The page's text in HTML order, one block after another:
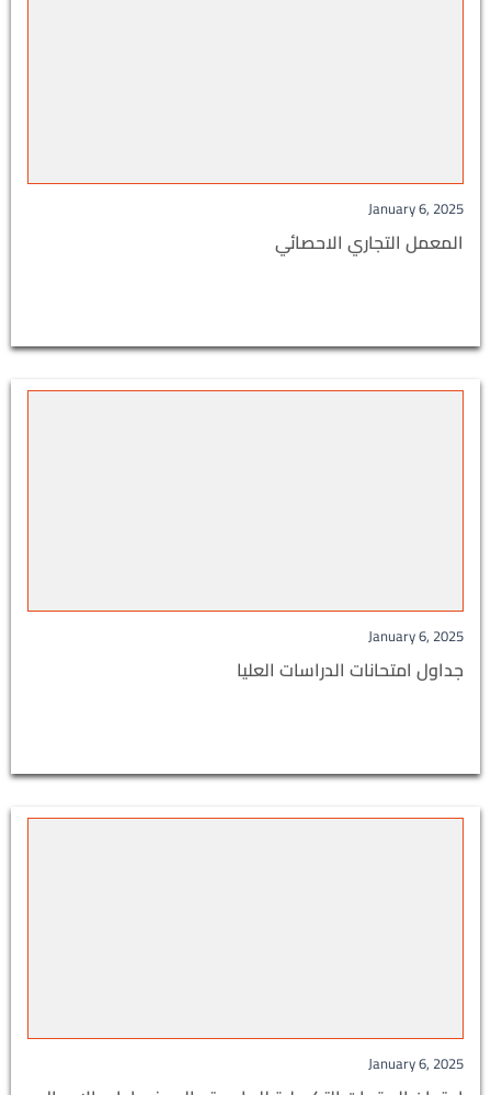
January 6, 2025
المعمل التجاري الاحصائي
January 6, 2025
جداول امتحانات الدراسات العليا
January 6, 2025